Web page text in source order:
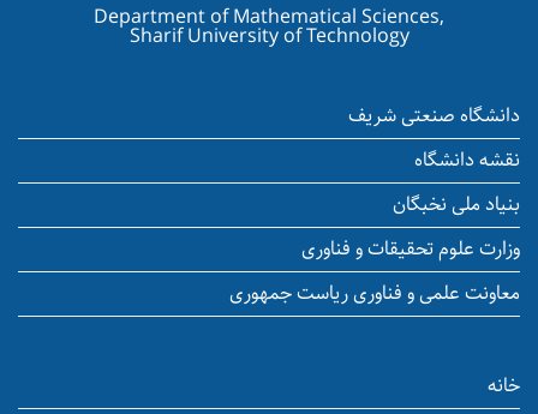
Department of Mathematical Sciences,
Sharif University of Technology
دانشگاه صنعتی شریف
نقشه دانشگاه
بنیاد ملی نخبگان
وزارت علوم تحقیقات و فناوری
معاونت علمی و فناوری ریاست جمهوری
خانه